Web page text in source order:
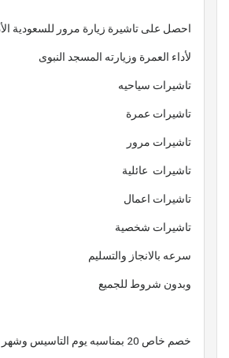
احصل على تاشيرة زيارة مرور للسعودية الأن
لأداء العمرة وزيارته المسجد النبوى
تاشيرات سياحيه
تاشيرات عمرة
تاشيرات مرور
تاشيرات عائلية
تاشيرات اعمال
تاشيرات شخصية
سرعه بالانجاز والتسليم
وبدون شروط للجميع
خصم خاص 20 بمناسبه يوم التاسيس وشهر رمضان